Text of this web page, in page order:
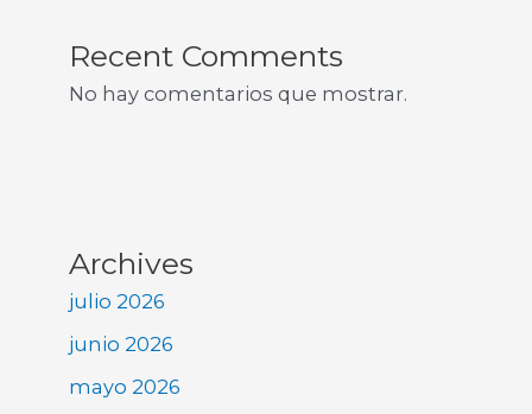
Recent Comments
No hay comentarios que mostrar.
Archives
julio 2026
junio 2026
mayo 2026